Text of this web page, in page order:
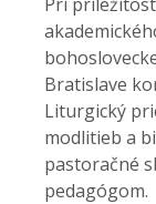
Bratislave
Liturgický
modlitieb a
pastoračné
pedagógom.